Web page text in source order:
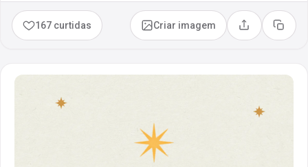
167 curtidas Criar imagem Compartilhar
Copiar